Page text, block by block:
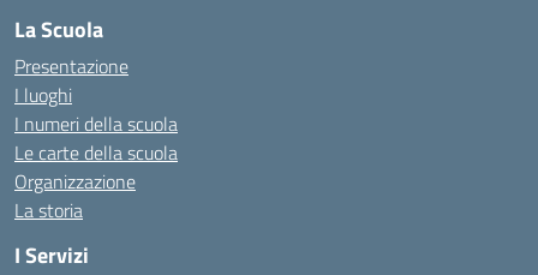
La Scuola
Presentazione
I luoghi
I numeri della scuola
Le carte della scuola
Organizzazione
La storia
I Servizi